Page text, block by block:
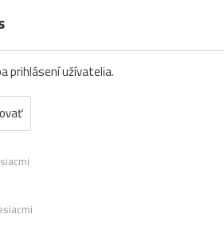
prihlásení užívatelia.